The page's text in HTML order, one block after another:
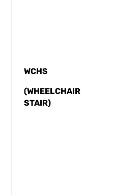
WCHS
(WHEELCHAIR
STAIR)